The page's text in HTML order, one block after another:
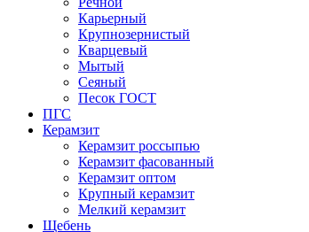
Карьерный
Крупнозернистый
Кварцевый
Мытый
Сеяный
Песок ГОСТ
ПГС
Керамзит
Керамзит россыпью
Керамзит фасованный
Керамзит оптом
Крупный керамзит
Мелкий керамзит
Щебень